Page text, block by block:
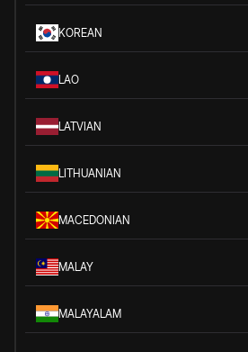
KOREAN
LAO
LATVIAN
LITHUANIAN
MACEDONIAN
MALAY
MALAYALAM